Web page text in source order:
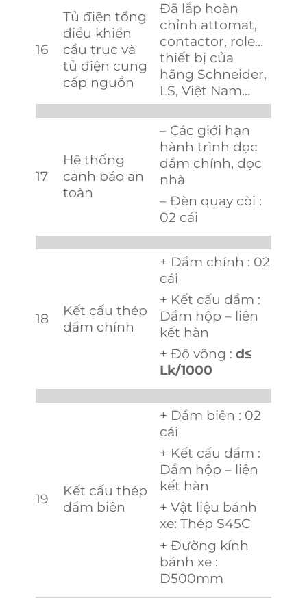
16
Tủ điện tổng
điều khiển
cầu trục và
tủ điện cung
cấp nguồn
Đã lắp hoàn
chỉnh attomat,
contactor, role…
thiết bị của
hãng Schneider,
LS, Việt Nam…
17
Hệ thống
cảnh báo an
toàn
– Các giới hạn
hành trình dọc
dầm chính, dọc
nhà
– Đèn quay còi :
02 cái
18
Kết cấu thép
dầm chính
+ Dầm chính : 02
cái
+ Kết cấu dầm :
Dầm hộp – liên
kết hàn
+ Độ võng : d≤
Lk/1000
19
Kết cấu thép
dầm biên
+ Dầm biên : 02
cái
+ Kết cấu dầm :
Dầm hộp – liên
kết hàn
+ Vật liệu bánh
xe: Thép S45C
+ Đường kính
bánh xe :
D500mm